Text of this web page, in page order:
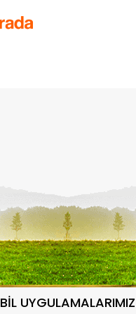
UYGULAMALARIMIZ